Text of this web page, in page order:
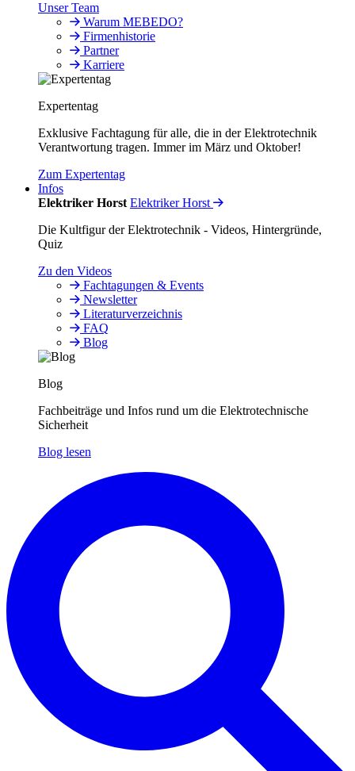
Unser Team
Warum MEBEDO?
Firmenhistorie
Partner
Karriere
Expertentag
Exklusive Fachtagung für alle, die in der Elektrotechnik
Verantwortung tragen. Immer im März und Oktober!
Zum Expertentag
Infos
Elektriker Horst Elektriker Horst
Die Kultfigur der Elektrotechnik - Videos, Hintergründe,
Quiz
Zu den Videos
Fachtagungen & Events
Newsletter
Literaturverzeichnis
FAQ
Blog
Blog
Fachbeiträge und Infos rund um die Elektrotechnische
Sicherheit
Blog lesen